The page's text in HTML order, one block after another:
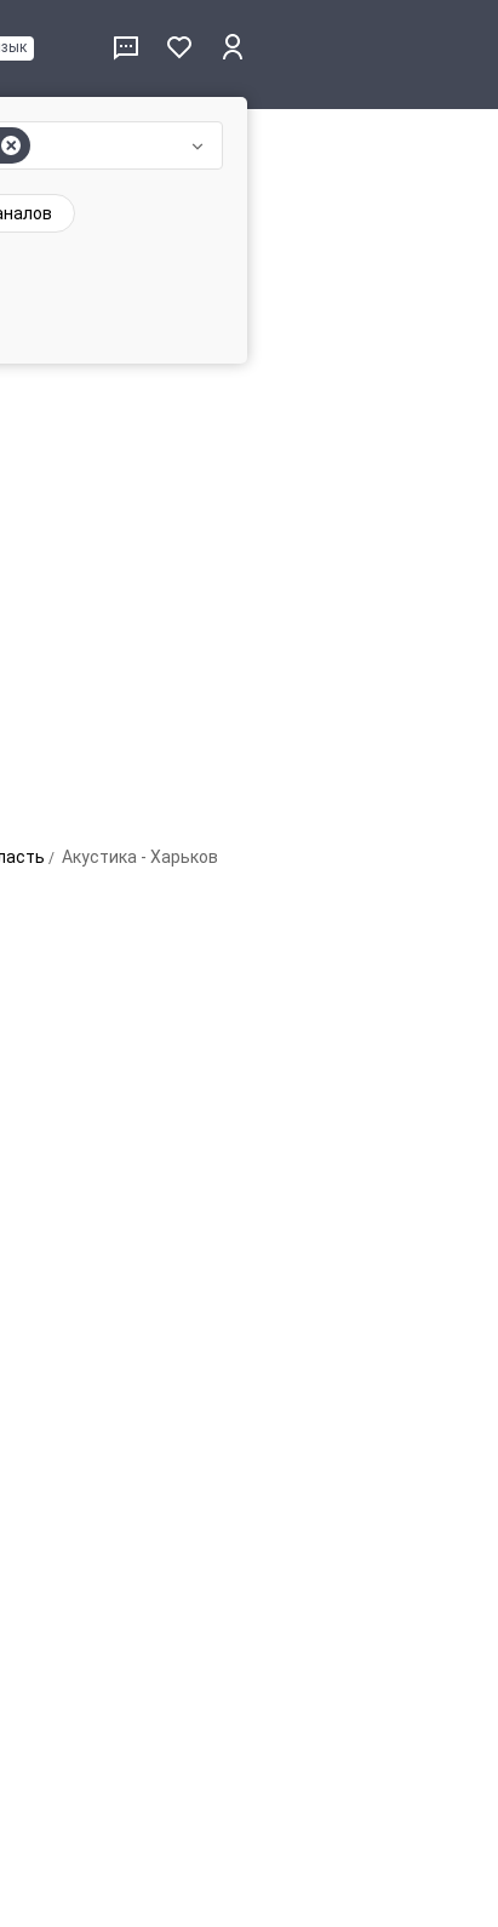
Акустика - Харьков